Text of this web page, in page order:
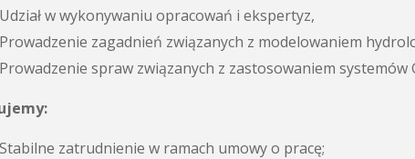
Udział w wykonywaniu opracowań i ekspertyz,
Prowadzenie zagadnień związanych z modelowaniem
Prowadzenie spraw związanych z zastosowaniem systemów
Stabilne zatrudnienie w ramach umowy o pracę;